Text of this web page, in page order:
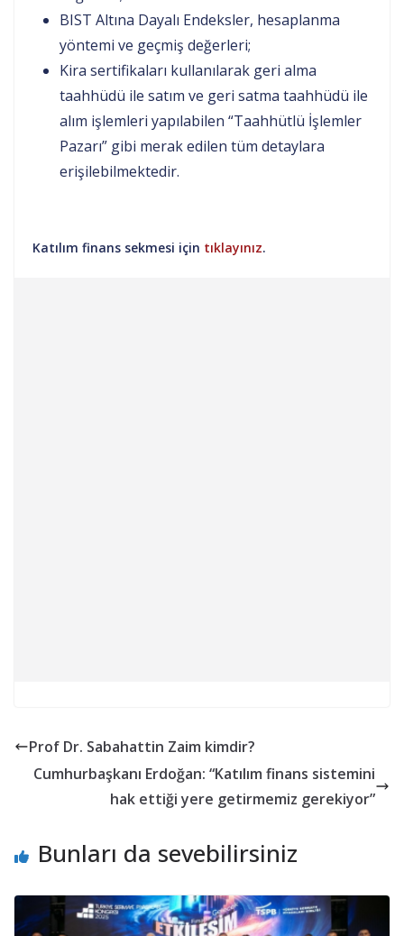
BIST Altına Dayalı Endeksler, hesaplanma
yöntemi ve geçmiş değerleri;
Kira sertifikaları kullanılarak geri alma
taahhüdü ile satım ve geri satma taahhüdü ile
alım işlemleri yapılabilen “Taahhütlü İşlemler
Pazarı” gibi merak edilen tüm detaylara
erişilebilmektedir.
Katılım finans sekmesi için tıklayınız.
Prof Dr. Sabahattin Zaim kimdir?
Cumhurbaşkanı Erdoğan: “Katılım finans sistemini
hak ettiği yere getirmemiz gerekiyor”
Bunları da sevebilirsiniz